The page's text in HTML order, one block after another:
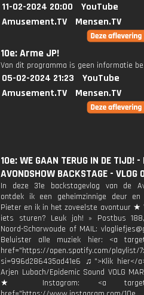
11-02-2024 20:00
YouTube
Amusement.TV
Mensen.TV
10e: Arme JP!
Van dit programma is geen informatie
05-02-2024 21:23
YouTube
Amusement.TV
Mensen.TV
10e: WE GAAN TERUG IN DE TIJD! -
AVONDSHOW BACKSTAGE - VLOG
In deze 31e backstagevlog van de
ontdek ik een geheimzinnige deur en
Pieter en ik in het zoveelste avontuur ★
iets sturen? Leuk joh! » Postbus
Noord-Scharwoude of MAIL:
Beluister alle muziek hier: <a
href="https://open.spotify.com/playlist/
si=996d286435ad41e6 ♫">Klik hier</
Arjen Lubach/Epidemic Sound VOLG
★ Instagram: <a